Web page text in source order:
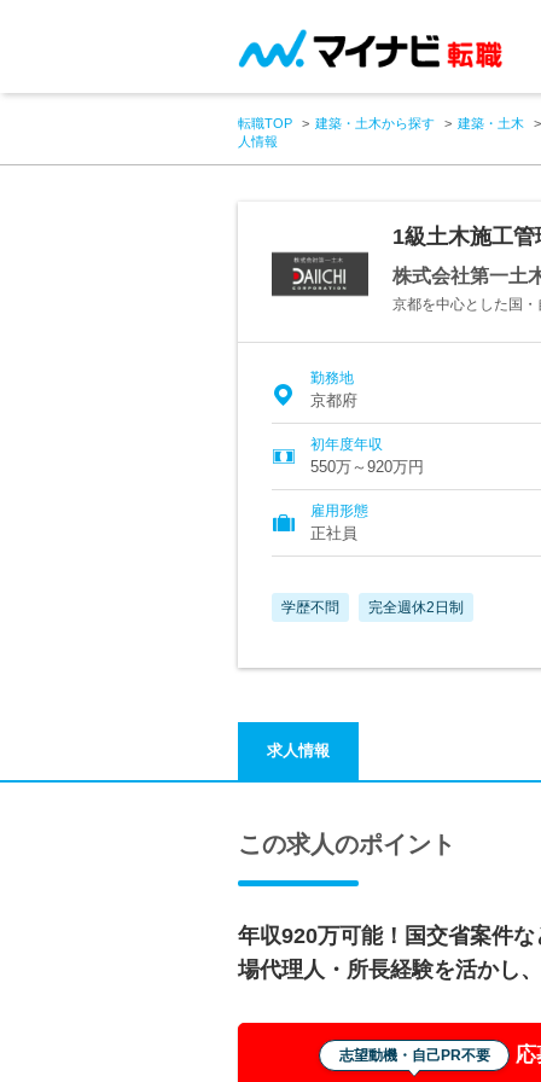
転職TOP 建築・土木から探す
建築・土木
人情報
1級土木施工
株式会社第一土
京都を中心とした国
勤務地
京都府
初年度年収
550万～920万円
雇用形態
正社員
学歴不問 完全週休2日制
求人情報
この求人のポイント
年収920万可能！国交省案件
場代理人・所長経験を活かし
志望動機・自己PR不要